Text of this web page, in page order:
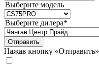
Выберите модель
Выберите дилера*
Отправить
Нажав кнопку